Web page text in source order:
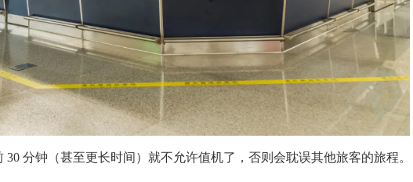
30 分钟（甚至更长时间）就不允许值机了，否则会耽误其他旅客的旅程。